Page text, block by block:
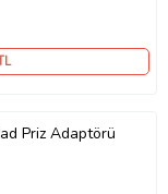
Priz Adaptörü